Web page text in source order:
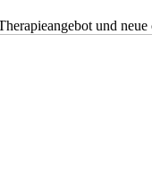
und